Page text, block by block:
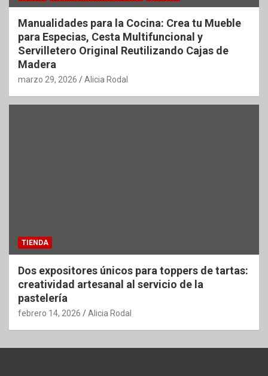
Manualidades para la Cocina: Crea tu Mueble
para Especias, Cesta Multifuncional y
Servilletero Original Reutilizando Cajas de
Madera
marzo 29, 2026 Alicia Rodal
TIENDA
Dos expositores únicos para toppers de tartas:
creatividad artesanal al servicio de la
pastelería
febrero 14, 2026 Alicia Rodal